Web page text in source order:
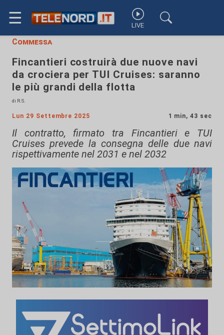
☰ LIVE
Commessa
Fincantieri costruirà due nuove navi
da crociera per TUI Cruises: saranno
le più grandi della flotta
di R.S.
Lun 29 Settembre 2025 1 min, 43 sec
Il contratto, firmato tra Fincantieri e TUI
Cruises prevede la consegna delle due navi
rispettivamente nel 2031 e nel 2032